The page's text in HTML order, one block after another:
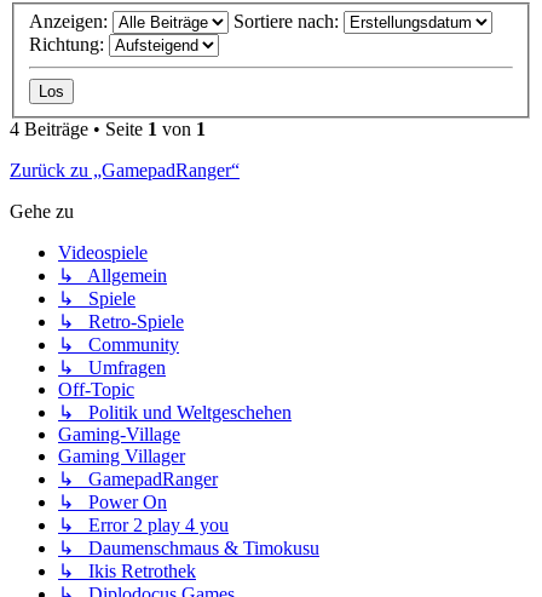
Anzeigen:
Sortiere nach:
Richtung:
4 Beiträge • Seite 1 von 1
Zurück zu „GamepadRanger“
Gehe zu
Videospiele
↳ Allgemein
↳ Spiele
↳ Retro-Spiele
↳ Community
↳ Umfragen
Off-Topic
↳ Politik und Weltgeschehen
Gaming-Village
Gaming Villager
↳ GamepadRanger
↳ Power On
↳ Error 2 play 4 you
↳ Daumenschmaus & Timokusu
↳ Ikis Retrothek